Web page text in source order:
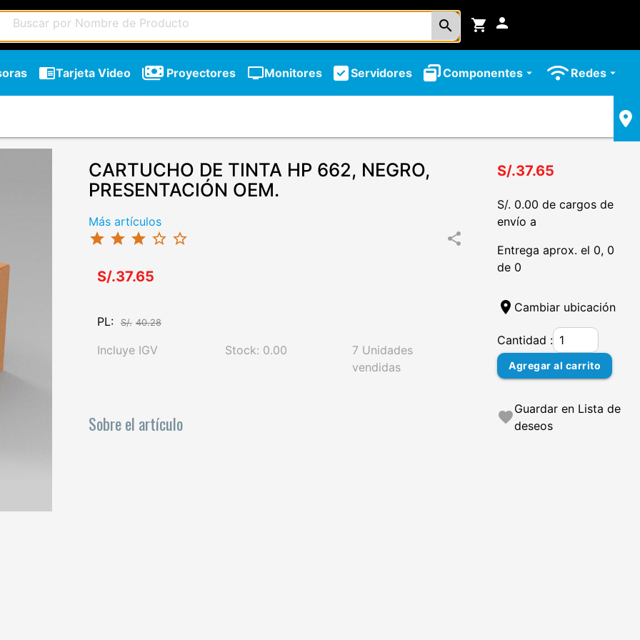
search shopping_cart person
chrome_reader_modeTarjeta Video Proyectores tvMonitores Servidores Componentesarrow_drop_down Redes arrow_drop_down
CARTUCHO DE TINTA HP 662, NEGRO,
PRESENTACIÓN OEM.
Más artículos
star star star star_border star_border share
S/.37.65
PL: S/. 40.28
Incluye IGV Stock: 0.00
7 Unidades
vendidas
Sobre el artículo
S/.37.65
S/. 0.00 de cargos de
envío a
Entrega aprox. el 0, 0
de 0
location_on Cambiar ubicación
Cantidad :
Agregar al carrito
favoriteGuardar en Lista de
deseos